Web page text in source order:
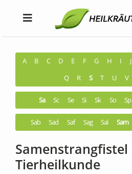
A B C D E F G H I J
Q
R S T U V
Sa Sc Se Si Sk So Sp
Sab Sad Saf Sag Sal Sam
Samenstrangfistel
Tierheilkunde